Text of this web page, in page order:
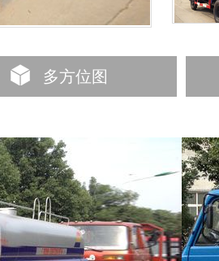
多方位图